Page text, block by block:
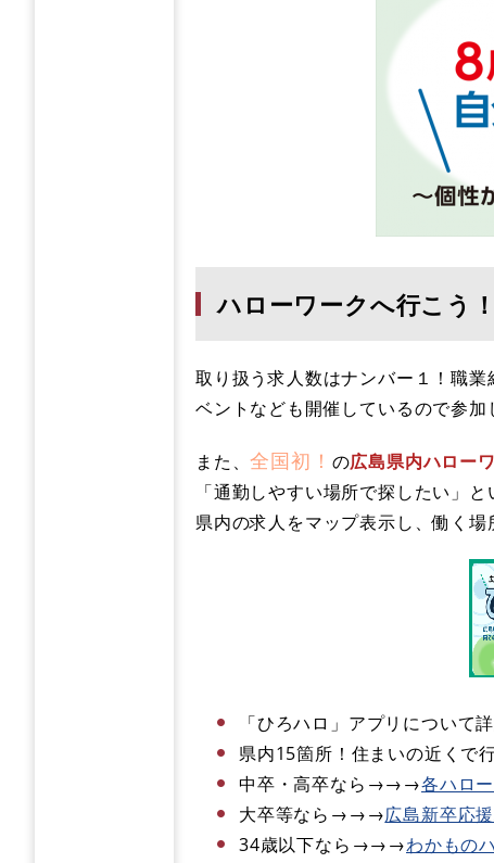
ハローワークへ行こう！
取り扱う求人数はナンバー１！職
ベントなども開催しているので参加
また、全国初！ の広島県内ハロー
「通勤しやすい場所で探したい」
県内の求人をマップ表示し、働く場
「ひろハロ」アプリについ
県内15箇所！住まいの近く
中卒・高卒なら→→→​​各ハロ
大卒等なら→→→​広島新卒応
34歳以下なら→→→​わかもの